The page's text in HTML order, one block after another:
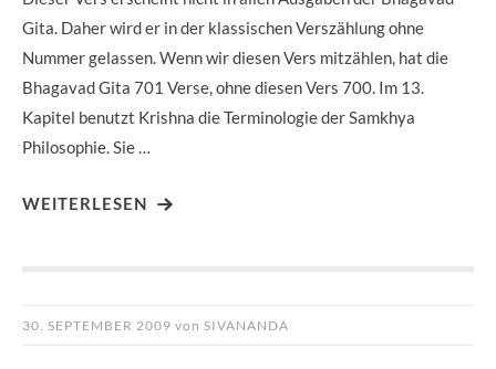
Gita. Daher wird er in der klassischen Verszählung ohne
Nummer gelassen. Wenn wir diesen Vers mitzählen, hat die
Bhagavad Gita 701 Verse, ohne diesen Vers 700. Im 13.
Kapitel benutzt Krishna die Terminologie der Samkhya
Philosophie. Sie …
WEITERLESEN
30. SEPTEMBER 2009 von SIVANANDA